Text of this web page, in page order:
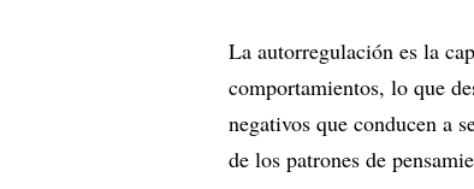
La autorregulación es la
comportamientos, lo que
negativos que conducen a
de los patrones de